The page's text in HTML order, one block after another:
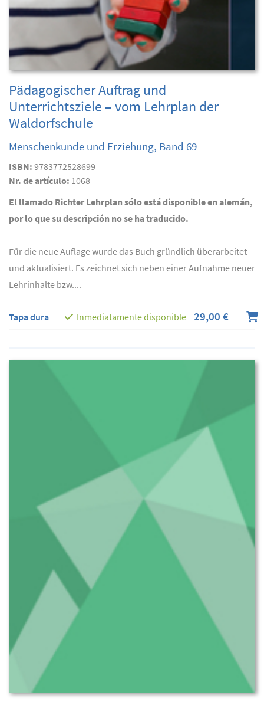
Pädagogischer Auftrag und
Unterrichtsziele – vom Lehrplan der
Waldorfschule
Menschenkunde und Erziehung, Band 69
ISBN: 9783772528699
Nr. de artículo: 1068
El llamado Richter Lehrplan sólo está disponible en alemán,
por lo que su descripción no se ha traducido.
Für die neue Auflage wurde das Buch gründlich überarbeitet
und aktualisiert. Es zeichnet sich neben einer Aufnahme neuer
Lehrinhalte bzw....
Tapa dura Inmediatamente disponible 29,00 €